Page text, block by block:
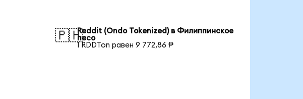
🇵🇭Reddit (Ondo Tokenized) в Филиппинское
песо
1 RDDTon равен 9 772,86 ₱